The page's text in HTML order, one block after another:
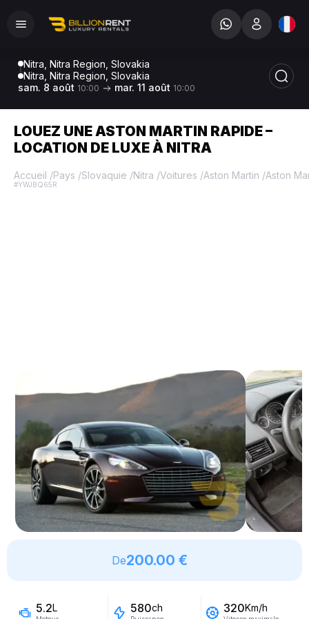
Nitra, Nitra Region, Slovakia
Nitra, Nitra Region, Slovakia
sam. 8 août 10:00 mar. 11 août 10:00
LOUEZ UNE ASTON MARTIN RAPIDE –
LOCATION DE LUXE À NITRA
Accueil /Pays /Slovaquie /Nitra /Voitures /Aston Martin /Aston
#YWJBQ65R
De200.00 €
5.2L 580ch 320Km/h